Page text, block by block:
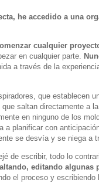
he accedido a una
cualquier
en cualquier parte.
a través de la
que establecen
saltan directamente a
en ninguno de los
a planificar con
se desvía y se niega a
de escribir, todo lo
editando algunas
el proceso y